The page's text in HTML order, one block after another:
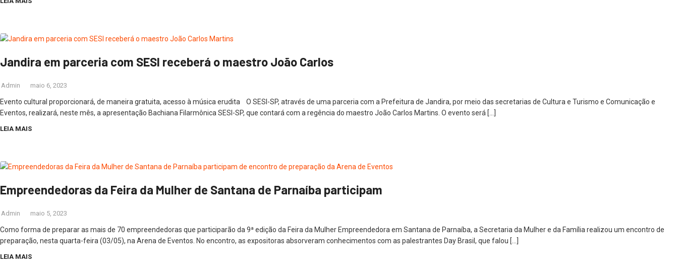
Jandira em parceria com SESI receberá o maestro João Carlos
Admin maio 6, 2023
Evento cultural proporcionará, de maneira gratuita, acesso à música erudita O SESI-SP, através de uma parceria com a Prefeitura de Jandira, por meio das secretarias de Cultura e Turismo e Comunicação e
Eventos, realizará, neste mês, a apresentação Bachiana Filarmônica SESI-SP, que contará com a regência do maestro João Carlos Martins. O evento será […]
LEIA MAIS
Empreendedoras da Feira da Mulher de Santana de Parnaíba participam
Admin maio 5, 2023
Como forma de preparar as mais de 70 empreendedoras que participarão da 9ª edição da Feira da Mulher Empreendedora em Santana de Parnaíba, a Secretaria da Mulher e da Família realizou um encontro de
preparação, nesta quarta-feira (03/05), na Arena de Eventos. No encontro, as expositoras absorveram conhecimentos com as palestrantes Day Brasil, que falou […]
LEIA MAIS